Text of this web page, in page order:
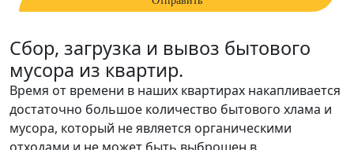
Сбор, загрузка и вывоз бытового
мусора из квартир.
Время от времени в наших квартирах накапливается
достаточно большое количество бытового хлама и
мусора, который не является органическими